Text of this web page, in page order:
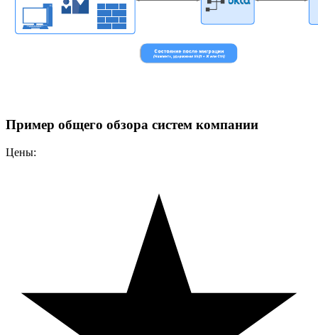
Пример общего обзора систем компании
Цены: